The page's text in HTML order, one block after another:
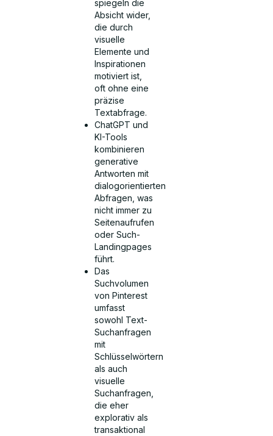
spiegeln die
Absicht wider,
die durch
visuelle
Elemente und
Inspirationen
motiviert ist,
oft ohne eine
präzise
Textabfrage.
ChatGPT und
KI-Tools
kombinieren
generative
Antworten mit
dialogorientierten
Abfragen, was
nicht immer zu
Seitenaufrufen
oder Such-
Landingpages
führt.
Das
Suchvolumen
von Pinterest
umfasst
sowohl Text-
Suchanfragen
mit
Schlüsselwörtern
als auch
visuelle
Suchanfragen,
die eher
explorativ als
transaktional